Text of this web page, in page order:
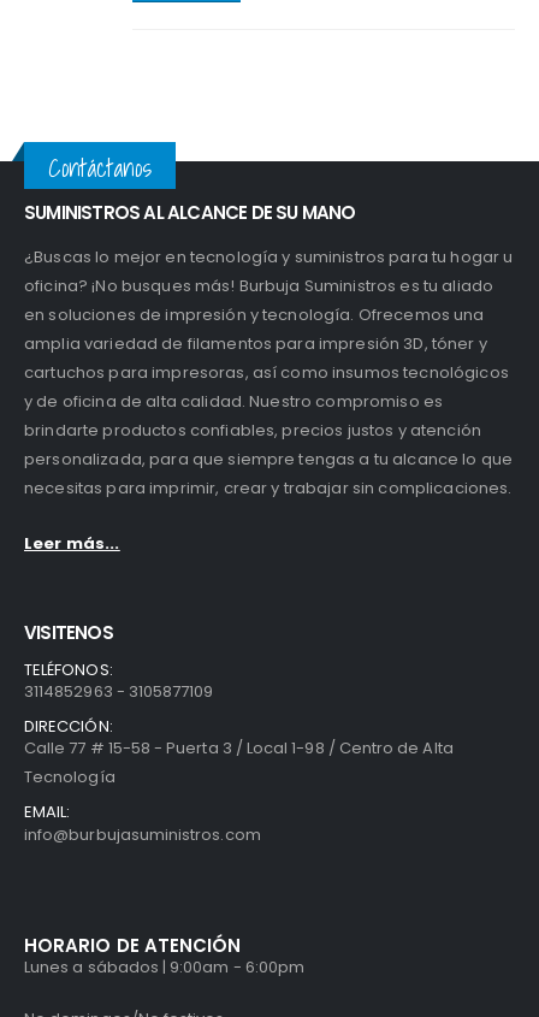
Contáctanos
SUMINISTROS AL ALCANCE DE SU MANO
¿Buscas lo mejor en tecnología y suministros para tu hogar u
oficina? ¡No busques más! Burbuja Suministros es tu aliado
en soluciones de impresión y tecnología. Ofrecemos una
amplia variedad de filamentos para impresión 3D, tóner y
cartuchos para impresoras, así como insumos tecnológicos
y de oficina de alta calidad. Nuestro compromiso es
brindarte productos confiables, precios justos y atención
personalizada, para que siempre tengas a tu alcance lo que
necesitas para imprimir, crear y trabajar sin complicaciones.
Leer más...
VISITENOS
TELÉFONOS:
3114852963 - 3105877109
DIRECCIÓN:
Calle 77 # 15-58 - Puerta 3 / Local 1-98 / Centro de Alta
Tecnología
EMAIL:
info@burbujasuministros.com
HORARIO DE ATENCIÓN
Lunes a sábados | 9:00am - 6:00pm